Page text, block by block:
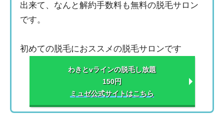
出来て、なんと解約手数料も無料の脱毛サロン
です。
初めての脱毛におススメの脱毛サロンです
わきとvラインの脱毛し放題
150円
ミュゼ公式サイトはこちら